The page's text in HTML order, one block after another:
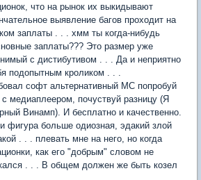
что на рынок их выкидывают
выявление багов проходит на
заплаты . . . хмм ты когда-нибудь
заплаты??? Это размер уже
с дистибутивом . . . Да и неприятно
подопытным кроликом . . .
софт альтернативный МС попробуй
медиаплеером, почуствуй разницу (Я
Винамп). И бесплатно и качественно.
фигура больше одиозная, эдакий злой
. . . плевать мне на него, но когда
как его "добрым" словом не
. . . В общем должен же быть козел